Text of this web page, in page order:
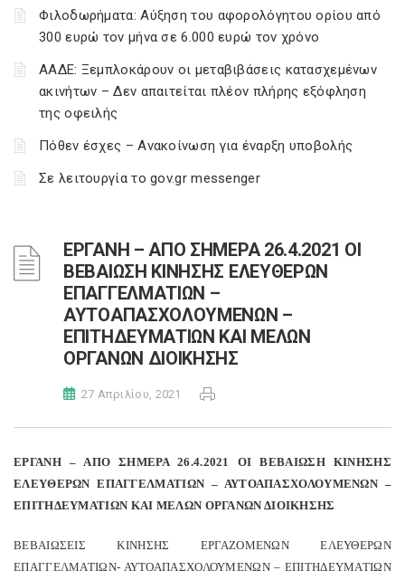
Φιλοδωρήματα: Αύξηση του αφορολόγητου ορίου από
300 ευρώ τον μήνα σε 6.000 ευρώ τον χρόνο
ΑΑΔΕ: Ξεμπλοκάρουν οι μεταβιβάσεις κατασχεμένων
ακινήτων – Δεν απαιτείται πλέον πλήρης εξόφληση
της οφειλής
Πόθεν έσχες – Ανακοίνωση για έναρξη υποβολής
Σε λειτουργία το gov.gr messenger
ΕΡΓΑΝΗ – ΑΠΟ ΣΗΜΕΡΑ 26.4.2021 ΟΙ
ΒΕΒΑΙΩΣΗ ΚΙΝΗΣΗΣ ΕΛΕΥΘΕΡΩΝ
ΕΠΑΓΓΕΛΜΑΤΙΩΝ –
ΑΥΤΟΑΠΑΣΧΟΛΟΥΜΕΝΩΝ –
ΕΠΙΤΗΔΕΥΜΑΤΙΩΝ ΚΑΙ ΜΕΛΩΝ
ΟΡΓΑΝΩΝ ΔΙΟΙΚΗΣΗΣ
27 Απριλίου, 2021
ΕΡΓΑΝΗ – ΑΠΟ ΣΗΜΕΡΑ 26.4.2021 ΟΙ ΒΕΒΑΙΩΣΗ ΚΙΝΗΣΗΣ
ΕΛΕΥΘΕΡΩΝ ΕΠΑΓΓΕΛΜΑΤΙΩΝ – ΑΥΤΟΑΠΑΣΧΟΛΟΥΜΕΝΩΝ –
ΕΠΙΤΗΔΕΥΜΑΤΙΩΝ ΚΑΙ ΜΕΛΩΝ ΟΡΓΑΝΩΝ ΔΙΟΙΚΗΣΗΣ
ΒΕΒΑΙΩΣΕΙΣ ΚΙΝΗΣΗΣ ΕΡΓΑΖΟΜΕΝΩΝ ΕΛΕΥΘΕΡΩΝ
ΕΠΑΓΓΕΛΜΑΤΙΩΝ- ΑΥΤΟΑΠΑΣΧΟΛΟΥΜΕΝΩΝ – ΕΠΙΤΗΔΕΥΜΑΤΙΩΝ